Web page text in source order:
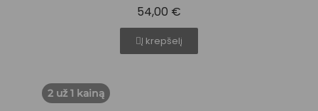
54,00 €
Į krepšelį
2 už 1 kainą